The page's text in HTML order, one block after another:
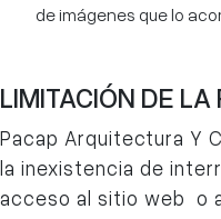
de imágenes que lo
LIMITACIÓN DE
Pacap Arquitectura Y
la inexistencia de
acceso al sitio web o